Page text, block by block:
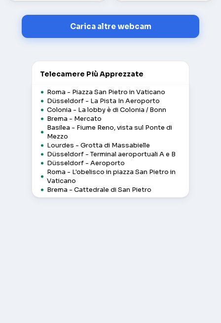
Carica altre webcam
Telecamere Più Apprezzate
Roma - Piazza San Pietro in Vaticano
Düsseldorf - La Pista In Aeroporto
Colonia - La lobby è di Colonia / Bonn
Brema - Mercato
Basilea - Fiume Reno, vista sul Ponte di
Mezzo
Lourdes - Grotta di Massabielle
Düsseldorf - Terminal aeroportuali A e B
Düsseldorf - Aeroporto
Roma - L'obelisco in piazza San Pietro in
Vaticano
Brema - Cattedrale di San Pietro